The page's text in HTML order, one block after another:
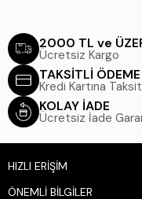
2000 TL ve
Ücretsiz Kargo
TAKSİTLİ ÖDEME
Kredi Kartına
KOLAY İADE
Ücretsiz İade
HIZLI ERİŞİM
ÖNEMLİ BİLGİLER